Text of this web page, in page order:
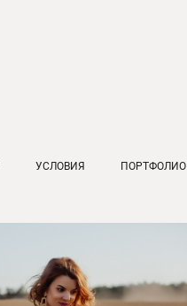
УСЛОВИЯ ПОРТФОЛИО